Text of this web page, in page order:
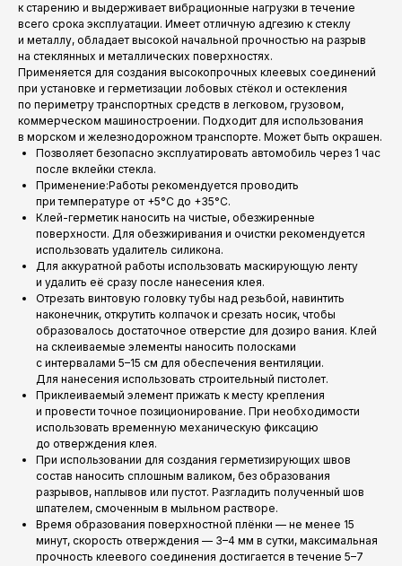
к старению и выдерживает вибрационные нагрузки в течение
всего срока эксплуатации. Имеет отличную адгезию к стеклу
и металлу, обладает высокой начальной прочностью на разрыв
на стеклянных и металлических поверхностях.
Применяется для создания высокопрочных клеевых соединений
при установке и герметизации лобовых стёкол и остекления
по периметру транспортных средств в легковом, грузовом,
коммерческом машиностроении. Подходит для использования
в морском и железнодорожном транспорте. Может быть окрашен.
Позволяет безопасно эксплуатировать автомобиль через 1 час
после вклейки стекла.
Применение:Работы рекомендуется проводить
при температуре от +5°C до +35°C.
Клей-герметик наносить на чистые, обезжиренные
поверхности. Для обезжиривания и очистки рекомендуется
использовать удалитель силикона.
Для аккуратной работы использовать маскирующую ленту
и удалить её сразу после нанесения клея.
Отрезать винтовую головку тубы над резьбой, навинтить
наконечник, открутить колпачок и срезать носик, чтобы
образовалось достаточное отверстие для дозиро вания. Клей
на склеиваемые элементы наносить полосками
с интервалами 5–15 см для обеспечения вентиляции.
Для нанесения использовать строительный пистолет.
Приклеиваемый элемент прижать к месту крепления
и провести точное позиционирование. При необходимости
использовать временную механическую фиксацию
до отверждения клея.
При использовании для создания герметизирующих швов
состав наносить сплошным валиком, без образования
разрывов, наплывов или пустот. Разгладить полученный шов
шпателем, смоченным в мыльном растворе.
Время образования поверхностной плёнки — не менее 15
минут, скорость отверждения — 3–4 мм в сутки, максимальная
прочность клеевого соединения достигается в течение 5–7